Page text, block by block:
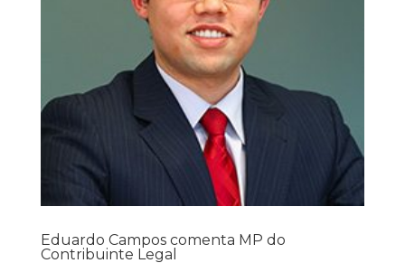
Eduardo Campos comenta MP do
Contribuinte Legal